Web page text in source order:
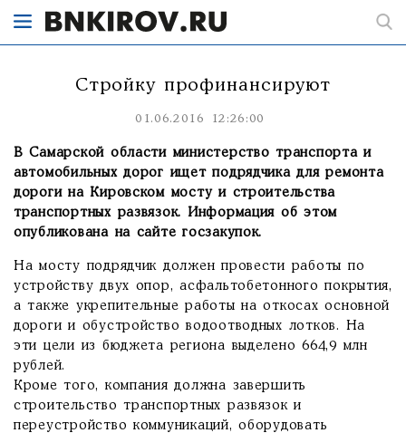
Стройку профинансируют
01.06.2016 12:26:00
В Самарской области министерство транспорта и
автомобильных дорог ищет подрядчика для ремонта
дороги на Кировском мосту и строительства
транспортных развязок. Информация об этом
опубликована на сайте госзакупок.
На мосту подрядчик должен провести работы по
устройству двух опор, асфальтобетонного покрытия,
а также укрепительные работы на откосах основной
дороги и обустройство водоотводных лотков. На
эти цели из бюджета региона выделено 664,9 млн
рублей.
Кроме того, компания должна завершить
строительство транспортных развязок и
переустройство коммуникаций, оборудовать